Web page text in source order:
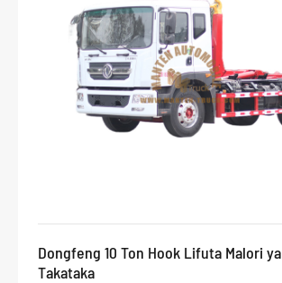
Dongfeng 10 Ton Hook Lifuta Malori ya
Takataka